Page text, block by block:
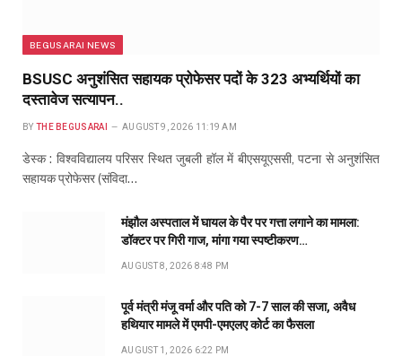
BEGUSARAI NEWS
BSUSC अनुशंसित सहायक प्रोफेसर पदों के 323 अभ्यर्थियों का
दस्तावेज सत्यापन..
BY THE BEGUSARAI AUGUST 9, 2026 11:19 AM
डेस्क : विश्वविद्यालय परिसर स्थित जुबली हॉल में बीएसयूएससी, पटना से अनुशंसित
सहायक प्रोफेसर (संविदा…
मंझौल अस्पताल में घायल के पैर पर गत्ता लगाने का मामला:
डॉक्टर पर गिरी गाज, मांगा गया स्पष्टीकरण…
AUGUST 8, 2026 8:48 PM
पूर्व मंत्री मंजू वर्मा और पति को 7-7 साल की सजा, अवैध
हथियार मामले में एमपी-एमएलए कोर्ट का फैसला
AUGUST 1, 2026 6:22 PM